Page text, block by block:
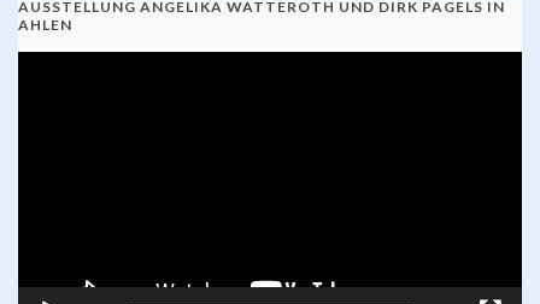
AUSSTELLUNG ANGELIKA WATTEROTH UND DIRK PAGELS IN
AHLEN